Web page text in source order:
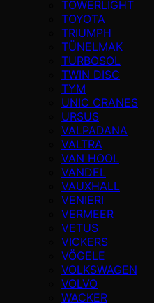
TOWERLIGHT
TOYOTA
TRIUMPH
TÜNELMAK
TURBOSOL
TWIN DISC
TYM
UNIC CRANES
URSUS
VALPADANA
VALTRA
VAN HOOL
VANDEL
VAUXHALL
VENIERI
VERMEER
VETUS
VICKERS
VÖGELE
VOLKSWAGEN
VOLVO
WACKER